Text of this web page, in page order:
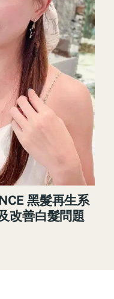
黑髮再生系
改善白髮問題